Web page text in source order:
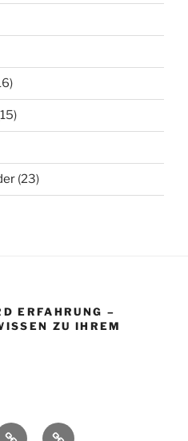
(23)
ERFAHRUNG –
ZU IHREM
Über Impressum